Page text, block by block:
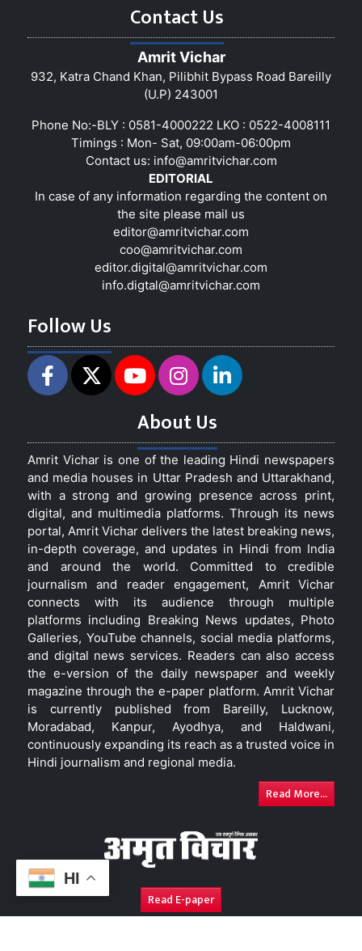
HI
Contact Us
Amrit Vichar
932, Katra Chand Khan, Pilibhit Bypass Road Bareilly
(U.P) 243001
Phone No:-BLY : 0581-4000222 LKO : 0522-4008111
Timings : Mon- Sat, 09:00am-06:00pm
Contact us: info@amritvichar.com
EDITORIAL
In case of any information regarding the content on
the site please mail us
editor@amritvichar.com
coo@amritvichar.com
editor.digital@amritvichar.com
info.digtal@amritvichar.com
Follow Us
About Us
Amrit Vichar is one of the leading Hindi newspapers
and media houses in Uttar Pradesh and Uttarakhand,
with a strong and growing presence across print,
digital, and multimedia platforms. Through its news
portal, Amrit Vichar delivers the latest breaking news,
in-depth coverage, and updates in Hindi from India
and around the world. Committed to credible
journalism and reader engagement, Amrit Vichar
connects with its audience through multiple
platforms including Breaking News updates, Photo
Galleries, YouTube channels, social media platforms,
and digital news services. Readers can also access
the e-version of the daily newspaper and weekly
magazine through the e-paper platform. Amrit Vichar
is currently published from Bareilly, Lucknow,
Moradabad, Kanpur, Ayodhya, and Haldwani,
continuously expanding its reach as a trusted voice in
Hindi journalism and regional media.
Read More...
Read E-paper